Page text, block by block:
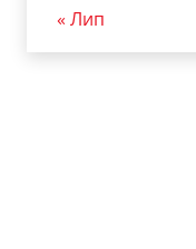
« Лип